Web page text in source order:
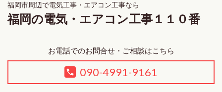
福岡市周辺で電気工事・エアコン工事なら
福岡の電気・エアコン工事１１０番
お電話でのお問合せ・ご相談はこちら
090-4991-9161